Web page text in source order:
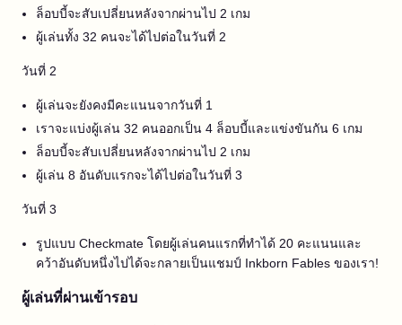
ล็อบบี้จะสับเปลี่ยนหลังจากผ่านไป 2 เกม
ผู้เล่นทั้ง 32 คนจะได้ไปต่อในวันที่ 2
วันที่ 2
ผู้เล่นจะยังคงมีคะแนนจากวันที่ 1
เราจะแบ่งผู้เล่น 32 คนออกเป็น 4 ล็อบบี้และแข่งขันกัน 6 เกม
ล็อบบี้จะสับเปลี่ยนหลังจากผ่านไป 2 เกม
ผู้เล่น 8 อันดับแรกจะได้ไปต่อในวันที่ 3
วันที่ 3
รูปแบบ Checkmate โดยผู้เล่นคนแรกที่ทำได้ 20 คะแนนและ
คว้าอันดับหนึ่งไปได้จะกลายเป็นแชมป์ Inkborn Fables ของเรา!
ผู้เล่นที่ผ่านเข้ารอบ